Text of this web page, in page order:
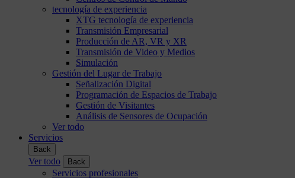
tecnología de experiencia
XTG tecnología de experiencia
Transmisión Empresarial
Producción de AR, VR y XR
Transmisión de Video y Medios
Simulación
Gestión del Lugar de Trabajo
Señalización Digital
Programación de Espacios de Trabajo
Gestión de Visitantes
Análisis de Sensores de Ocupación
Ver todo
Servicios
Back
Ver todo Back
Servicios profesionales